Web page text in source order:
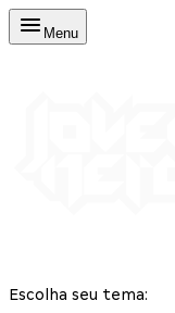
Menu
Escolha seu tema: